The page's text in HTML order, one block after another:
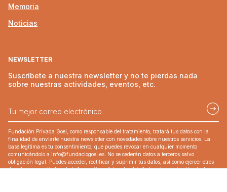
Memoria
Noticias
NEWSLETTER
Suscríbete a nuestra newsletter y no te pierdas nada
sobre nuestras actividades, eventos, etc.
Fundación Privada Goel, como responsable del tratamiento, tratará tus datos con la
finalidad de enviarte nuestra newsletter con novedades sobre nuestros servicios. La
base legítima es tu consentimiento, que puedes revocar en cualquier momento
comunicándolo a info@fundaciogoel.es . No se cederán datos a terceros salvo
obligación legal. Puedes acceder, rectificar y suprimir tus datos, así como ejercer otros
derechos, consulty laso la información adicional y detallada sobre protección de datos